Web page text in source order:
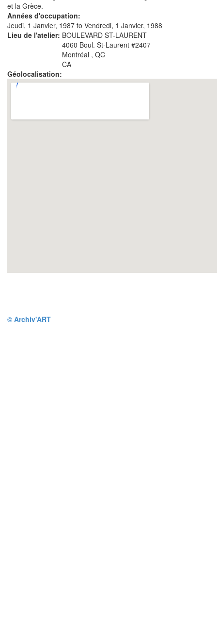
et la Grèce.
Années d'occupation:
Jeudi, 1 Janvier, 1987 to Vendredi, 1 Janvier, 1988
Lieu de l'atelier: BOULEVARD ST-LAURENT
4060 Boul. St-Laurent #2407
Montréal , QC
CA
Géolocalisation:
© Archiv'ART